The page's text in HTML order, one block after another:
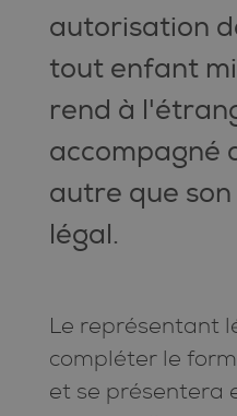
autorisation
tout enfant
rend à
accompagné
autre que
légal.
Le représentant
compléter le
et se présentera